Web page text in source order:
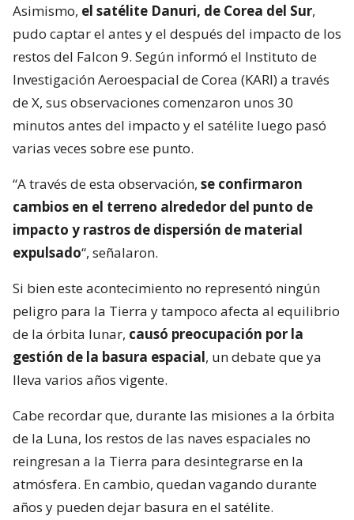
Asimismo, el satélite Danuri, de Corea del Sur,
pudo captar el antes y el después del impacto de los
restos del Falcon 9. Según informó el Instituto de
Investigación Aeroespacial de Corea (KARI) a través
de X, sus observaciones comenzaron unos 30
minutos antes del impacto y el satélite luego pasó
varias veces sobre ese punto.
“A través de esta observación, se confirmaron
cambios en el terreno alrededor del punto de
impacto y rastros de dispersión de material
expulsado“, señalaron.
Si bien este acontecimiento no representó ningún
peligro para la Tierra y tampoco afecta al equilibrio
de la órbita lunar, causó preocupación por la
gestión de la basura espacial, un debate que ya
lleva varios años vigente.
Cabe recordar que, durante las misiones a la órbita
de la Luna, los restos de las naves espaciales no
reingresan a la Tierra para desintegrarse en la
atmósfera. En cambio, quedan vagando durante
años y pueden dejar basura en el satélite.